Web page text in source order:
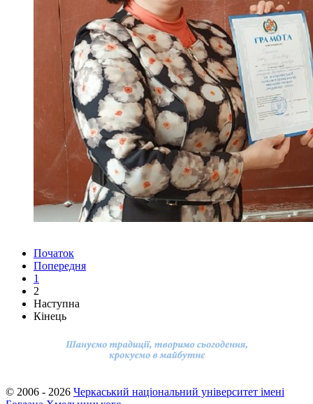
Початок
Попередня
1
2
Наступна
Кінець
© 2006 - 2026 Черкаський національний університет імені